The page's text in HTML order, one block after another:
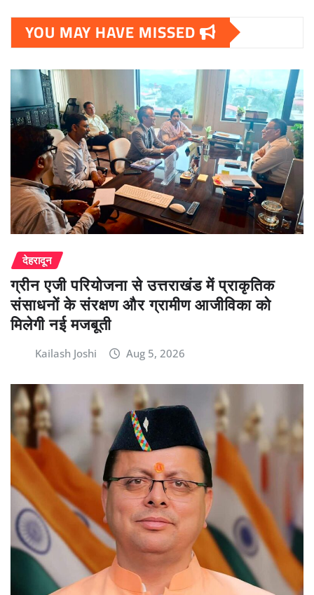
YOU MAY HAVE MISSED
देहरादून
ग्रीन एजी परियोजना से उत्तराखंड में प्राकृतिक
संसाधनों के संरक्षण और ग्रामीण आजीविका को
मिलेगी नई मजबूती
Kailash Joshi Aug 5, 2026